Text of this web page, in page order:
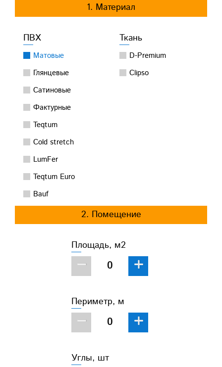
1. Материал
ПВХ
Матовые
Глянцевые
Сатиновые
Фактурные
Teqtum
Cold stretch
LumFer
Teqtum Euro
Bauf
Ткань
D-Premium
Clipso
2. Помещение
Площадь, м2
− +
Периметр, м
− +
Углы, шт